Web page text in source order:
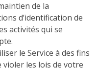
de la
d’identification de
activités qui se
le Service à des fins
les lois de votre